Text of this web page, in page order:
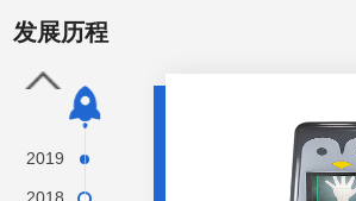
发展历程
2019